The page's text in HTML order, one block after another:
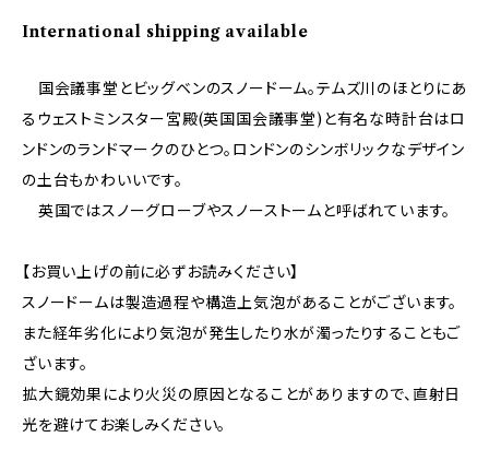
International shipping available
国会議事堂とビッグベンのスノードーム。テムズ川のほとりにあ
るウェストミンスター宮殿(英国国会議事堂)と有名な時計台はロ
ンドンのランドマークのひとつ。ロンドンのシンボリックなデザイン
の土台もかわいいです。
英国ではスノーグローブやスノーストームと呼ばれています。
【お買い上げの前に必ずお読みください】
スノードームは製造過程や構造上気泡があることがございます。
また経年劣化により気泡が発生したり水が濁ったりすることもご
ざいます。
拡大鏡効果により火災の原因となることがありますので、直射日
光を避けてお楽しみください。